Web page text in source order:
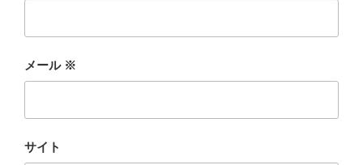
メール ※
サイト